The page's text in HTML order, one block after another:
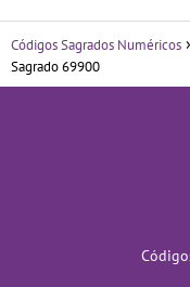
Códigos Sagrados Numéricos
Sagrado 69900